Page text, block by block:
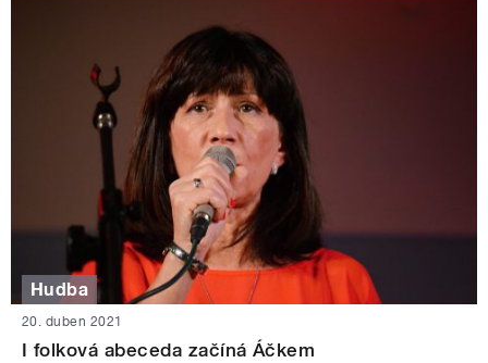
Hudba
20. duben 2021
I folková abeceda začíná Áčkem